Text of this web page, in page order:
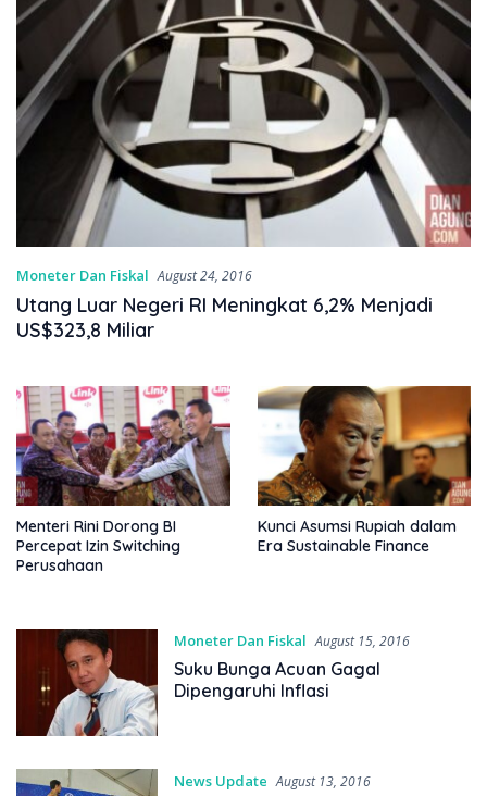
Moneter Dan Fiskal August 24, 2016
Utang Luar Negeri RI Meningkat 6,2% Menjadi
US$323,8 Miliar
Menteri Rini Dorong BI
Percepat Izin Switching
Perusahaan
Kunci Asumsi Rupiah dalam
Era Sustainable Finance
Moneter Dan Fiskal August 15, 2016
Suku Bunga Acuan Gagal
Dipengaruhi Inflasi
News Update August 13, 2016